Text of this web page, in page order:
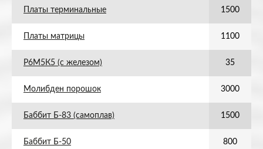
Платы терминальные 1500
Платы матрицы 1100
Р6М5К5 (с железом) 35
Молибден порошок 3000
Баббит Б-83 (самоплав) 1500
Баббит Б-50 800